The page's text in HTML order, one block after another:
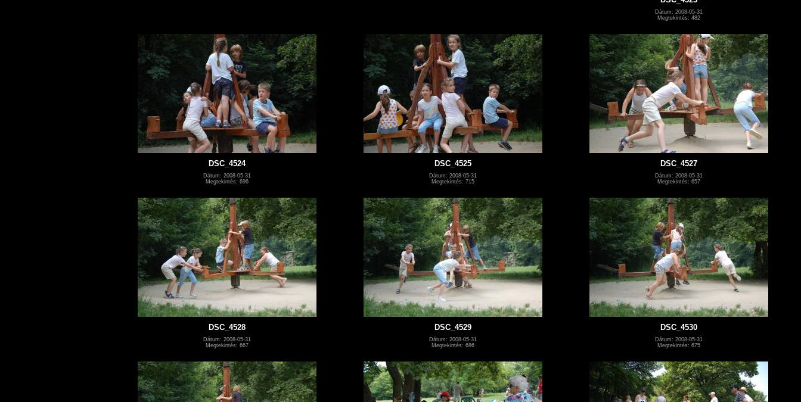
Dátum: 2008-05-31
Megtekintés: 482
DSC_4524
Dátum: 2008-05-31
Megtekintés: 696
DSC_4525
Dátum: 2008-05-31
Megtekintés: 715
DSC_4527
Dátum: 2008-05-31
Megtekintés: 657
DSC_4528
Dátum: 2008-05-31
Megtekintés: 667
DSC_4529
Dátum: 2008-05-31
Megtekintés: 686
DSC_4530
Dátum: 2008-05-31
Megtekintés: 675